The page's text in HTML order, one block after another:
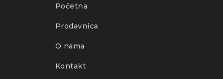
Početna
Prodavnica
O nama
Kontakt